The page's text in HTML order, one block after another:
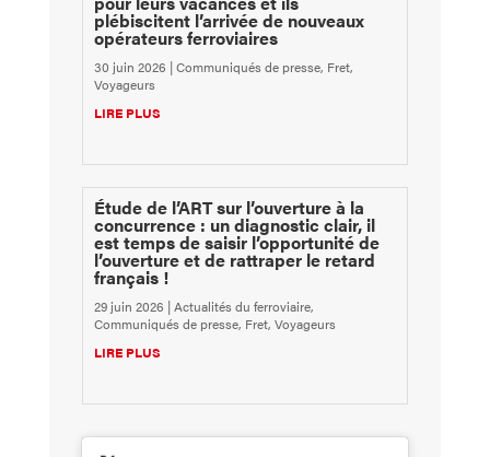
plébiscitent l’arrivée de nouveaux
opérateurs ferroviaires
30 juin 2026 |Communiqués de presse, Fret,
Voyageurs
LIRE PLUS
Étude de l’ART sur l’ouverture à la
concurrence : un diagnostic clair, il
est temps de saisir l’opportunité de
l’ouverture et de rattraper le retard
français !
29 juin 2026 |Actualités du ferroviaire,
Communiqués de presse, Fret, Voyageurs
LIRE PLUS